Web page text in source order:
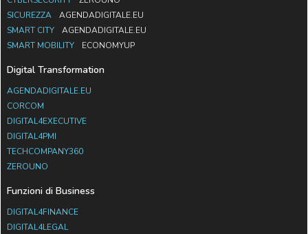
SICUREZZA
AGENDADIGITALE.EU
SMART CITY
AGENDADIGITALE.EU
SMART MOBILITY
ECONOMYUP
Digital Transformation
AGENDADIGITALE.EU
CORCOM
DIGITAL4EXECUTIVE
DIGITAL4PMI
TECHCOMPANY360
ZEROUNO
Funzioni di Business
DIGITAL4FINANCE
DIGITAL4LEGAL